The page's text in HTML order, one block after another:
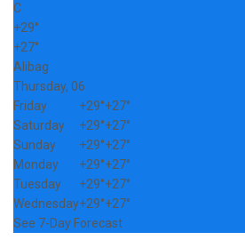
C
+29°
+27°
Alibag
Thursday, 06
Friday
+29°+27°
Saturday
+29°+27°
Sunday
+29°+27°
Monday
+29°+27°
Tuesday
+29°+27°
Wednesday+29°+27°
See 7-Day Forecast